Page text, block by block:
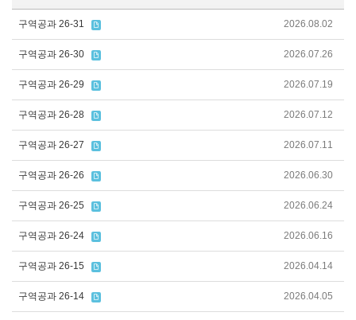
구역공과 26-31 2026.08.02
구역공과 26-30 2026.07.26
구역공과 26-29 2026.07.19
구역공과 26-28 2026.07.12
구역공과 26-27 2026.07.11
구역공과 26-26 2026.06.30
구역공과 26-25 2026.06.24
구역공과 26-24 2026.06.16
구역공과 26-15 2026.04.14
구역공과 26-14 2026.04.05